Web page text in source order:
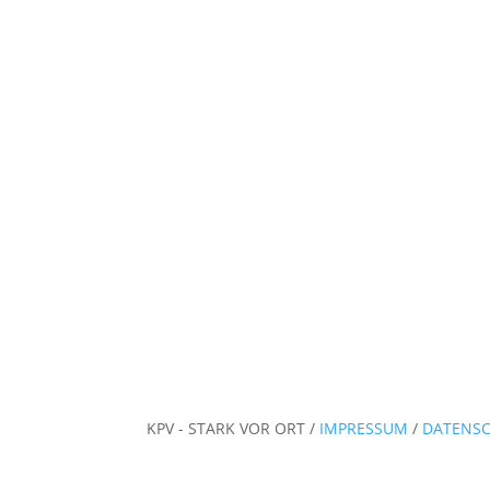
KPV - STARK VOR ORT / IMPRESSUM/